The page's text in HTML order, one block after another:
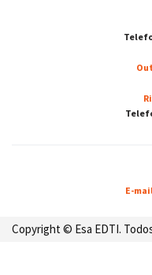
E-
Copyright © Esa EDTI.